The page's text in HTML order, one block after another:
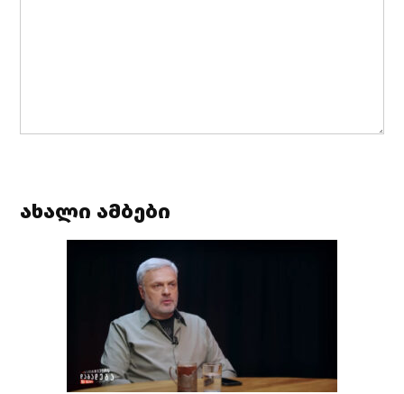
ახალი ამბები